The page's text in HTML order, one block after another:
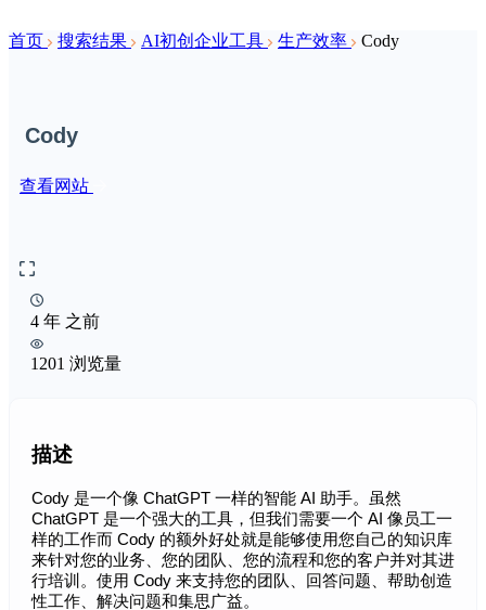
首页 搜索结果 AI初创企业工具 生产效率 Cody
Cody
查看网站
4 年 之前
1201 浏览量
描述
Cody 是一个像 ChatGPT 一样的智能 AI 助手。虽然
ChatGPT 是一个强大的工具，但我们需要一个 AI 像员工一
样的工作而 Cody 的额外好处就是能够使用您自己的知识库
来针对您的业务、您的团队、您的流程和您的客户并对其进
行培训。使用 Cody 来支持您的团队、回答问题、帮助创造
性工作、解决问题和集思广益。